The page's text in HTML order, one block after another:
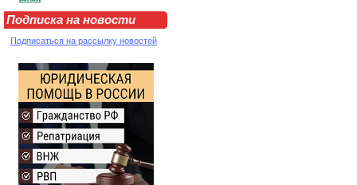
Подписка на новости
Подписаться на рассылку новостей